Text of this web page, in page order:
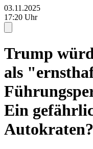
03.11.2025
17:20 Uhr
Trump
als
Ein
Autokraten?